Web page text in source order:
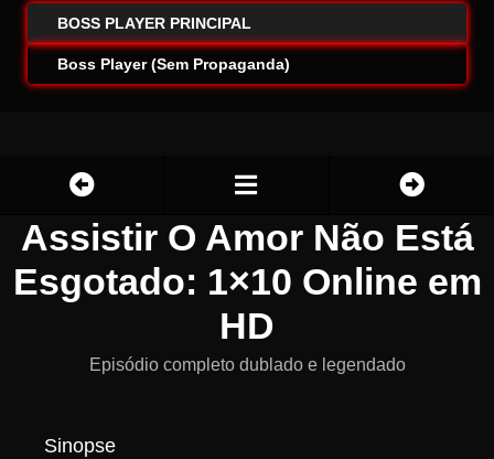
BOSS PLAYER PRINCIPAL
Boss Player (Sem Propaganda)
Assistir O Amor Não Está
Esgotado: 1×10 Online em
HD
Episódio completo dublado e legendado
Sinopse